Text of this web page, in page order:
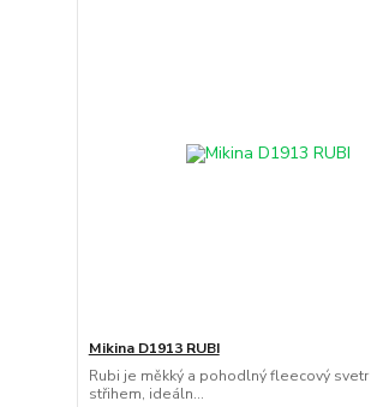
Mikina D1913 RUBI
Rubi je měkký a pohodlný fleecový svetr
střihem, ideáln...